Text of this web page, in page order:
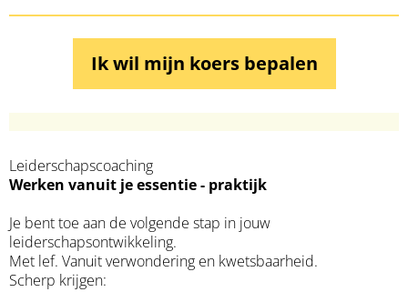
Ik wil mijn koers bepalen
Leiderschapscoaching
Werken vanuit je essentie - praktijk
Je bent toe aan de volgende stap in jouw
leiderschapsontwikkeling.
Met lef. Vanuit verwondering en kwetsbaarheid.
Scherp krijgen: